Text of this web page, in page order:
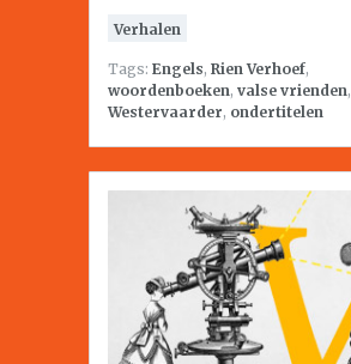
Verhalen
Tags: Engels, Rien Verhoef,
woordenboeken, valse vrienden,
Westervaarder, ondertitelen